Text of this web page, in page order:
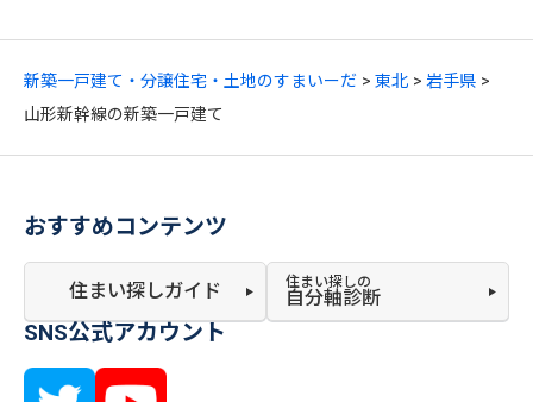
新築一戸建て・分譲住宅・土地のすまいーだ 東北
岩手県
山形新幹線の新築一戸建て
おすすめコンテンツ
住まい探しガイド 住まい探しの
自分軸診断
SNS公式アカウント